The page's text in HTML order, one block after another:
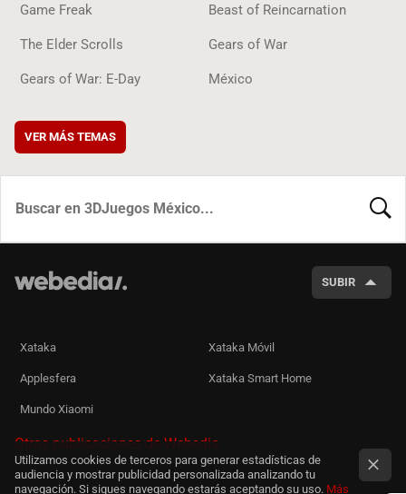
Game Freak Beast of Reincarnation
The Elder Scrolls Gears of War
Gears of War: E-Day México
VER MÁS TEMAS
SUBIR
Xataka Xataka Móvil
Applesfera Xataka Smart Home
Mundo Xiaomi
Otras publicaciones de Webedia
Utilizamos cookies de terceros para generar estadísticas de
audiencia y mostrar publicidad personalizada analizando tu
navegación. Si sigues navegando estarás aceptando su uso. Más